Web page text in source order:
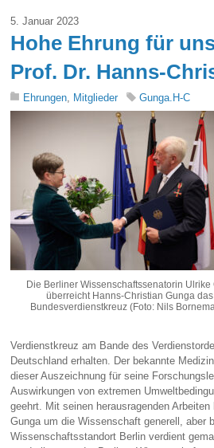
5. Januar 2023
Hohe Ehrung für
Prof. Dr. Hanns-
Ehrungen, Mitglieder Gunga.H-C
Die Berliner Wissenschaftssenatorin Ulrike
überreicht Hanns-Christian Gunga das
Bundesverdienstkreuz (Foto: Nils
Verdienstkreuz am Bande des
Deutschland erhalten. Der bekannte
dieser Auszeichnung für seine
Auswirkungen von extremen
geehrt. Mit seinen herausragenden
Gunga um die Wissenschaft generell, aber
Wissenschaftsstandort Berlin verdient